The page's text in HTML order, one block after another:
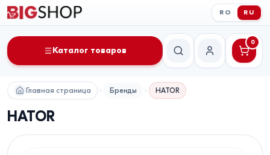
RO RU
Каталог товаров
Поиск Мой аккаунт
0
Главная страница Бренды HATOR
HATOR